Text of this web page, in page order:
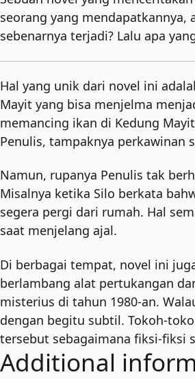
Kedung
Mayit
seorang yang mendapatkannya,
sebenarnya terjadi? Lalu apa
Hal yang unik dari novel ini
Mayit yang bisa menjelma
memancing ikan di Kedung
Penulis, tampaknya
Namun, rupanya Penulis tak
Misalnya ketika Silo berkata
segera pergi dari rumah. Hal
saat menjelang ajal.
Di berbagai tempat, novel ini
berlambang alat pertukangan
misterius di tahun 1980-an.
dengan begitu subtil. Tokoh-
tersebut sebagaimana fiksi-fiksi
Additional